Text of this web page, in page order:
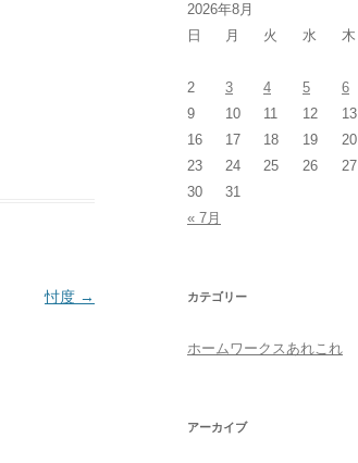
忖度 →
2026年8月
日
月 火 水 木
2
3 4 5 6
9
10 11 12 13
16
17 18 19 20
23
24 25 26 27
30
31
« 7月
カテゴリー
ホームワークスあれこれ
アーカイブ